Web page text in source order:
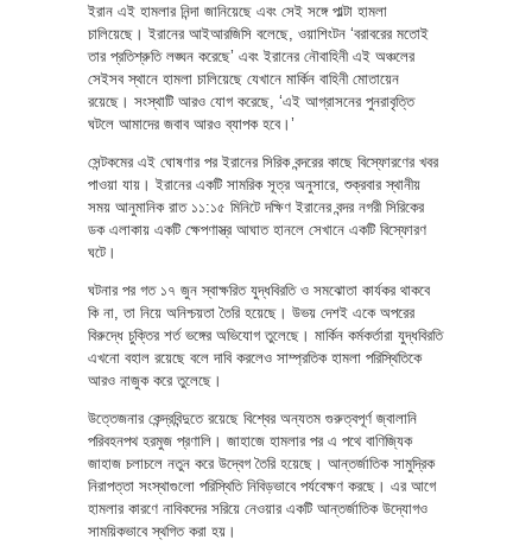
ইরান এই হামলার নিন্দা জানিয়েছে এবং সেই সঙ্গে পাল্টা হামলা
চালিয়েছে। ইরানের আইআরজিসি বলেছে, ওয়াশিংটন ‘বরাবরের মতোই
তার প্রতিশ্রুতি লঙ্ঘন করেছে’ এবং ইরানের নৌবাহিনী এই অঞ্চলের
সেইসব স্থানে হামলা চালিয়েছে যেখানে মার্কিন বাহিনী মোতায়েন
রয়েছে। সংস্থাটি আরও যোগ করেছে, ‘এই আগ্রাসনের পুনরাবৃত্তি
ঘটলে আমাদের জবাব আরও ব্যাপক হবে।’
সেন্টকমের এই ঘোষণার পর ইরানের সিরিক বন্দরের কাছে বিস্ফোরণের খবর
পাওয়া যায়। ইরানের একটি সামরিক সূত্র অনুসারে, শুক্রবার স্থানীয়
সময় আনুমানিক রাত ১১:১৫ মিনিটে দক্ষিণ ইরানের বন্দর নগরী সিরিকের
ডক এলাকায় একটি ক্ষেপণাস্ত্র আঘাত হানলে সেখানে একটি বিস্ফোরণ
ঘটে।
ঘটনার পর গত ১৭ জুন স্বাক্ষরিত যুদ্ধবিরতি ও সমঝোতা কার্যকর থাকবে
কি না, তা নিয়ে অনিশ্চয়তা তৈরি হয়েছে। উভয় দেশই একে অপরের
বিরুদ্ধে চুক্তির শর্ত ভঙ্গের অভিযোগ তুলেছে। মার্কিন কর্মকর্তারা যুদ্ধবিরতি
এখনো বহাল রয়েছে বলে দাবি করলেও সাম্প্রতিক হামলা পরিস্থিতিকে
আরও নাজুক করে তুলেছে।
উত্তেজনার কেন্দ্রবিন্দুতে রয়েছে বিশ্বের অন্যতম গুরুত্বপূর্ণ জ্বালানি
পরিবহনপথ হরমুজ প্রণালি। জাহাজে হামলার পর এ পথে বাণিজ্যিক
জাহাজ চলাচলে নতুন করে উদ্বেগ তৈরি হয়েছে। আন্তর্জাতিক সামুদ্রিক
নিরাপত্তা সংস্থাগুলো পরিস্থিতি নিবিড়ভাবে পর্যবেক্ষণ করছে। এর আগে
হামলার কারণে নাবিকদের সরিয়ে নেওয়ার একটি আন্তর্জাতিক উদ্যোগও
সাময়িকভাবে স্থগিত করা হয়।